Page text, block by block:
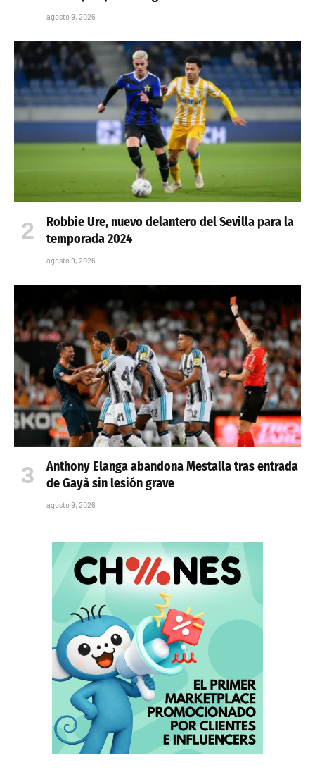
agosto 9, 2026
Robbie Ure, nuevo delantero del Sevilla para la
temporada 2024
agosto 9, 2026
Anthony Elanga abandona Mestalla tras entrada
de Gayà sin lesión grave
agosto 9, 2026